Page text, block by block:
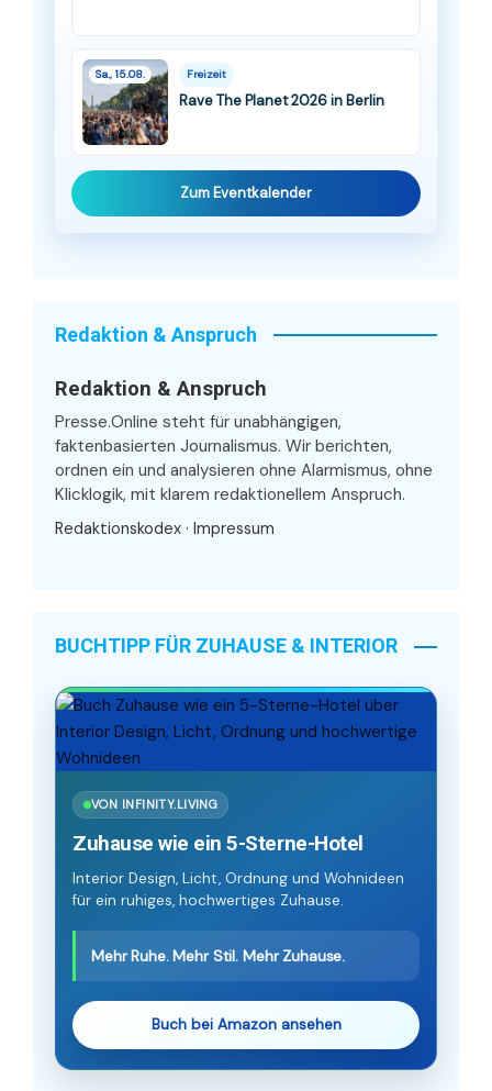
Sa., 15.08. Freizeit
Rave The Planet 2026 in Berlin
Zum Eventkalender
Redaktion & Anspruch
Redaktion & Anspruch
Presse.Online steht für unabhängigen,
faktenbasierten Journalismus. Wir berichten,
ordnen ein und analysieren ohne Alarmismus, ohne
Klicklogik, mit klarem redaktionellem Anspruch.
Redaktionskodex · Impressum
BUCHTIPP FÜR ZUHAUSE & INTERIOR
VON INFINITY.LIVING
Zuhause wie ein 5-Sterne-Hotel
Interior Design, Licht, Ordnung und Wohnideen
für ein ruhiges, hochwertiges Zuhause.
Mehr Ruhe. Mehr Stil. Mehr Zuhause.
Buch bei Amazon ansehen